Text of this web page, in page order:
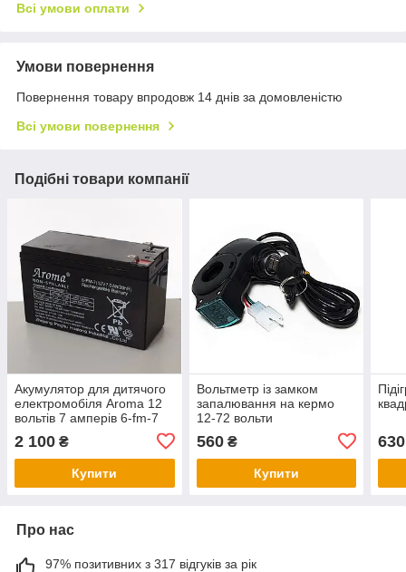
Всі умови оплати
Умови повернення
Повернення товару впродовж 14 днів за домовленістю
Всі умови повернення
Подібні товари компанії
Акумулятор для дитячого
електромобіля Aroma 12
вольтів 7 амперів 6-fm-7
2 100 ₴
Купити
Вольтметр із замком
запалювання на кермо
12-72 вольти
560₴
Купити
630
Про нас
97% позитивних з 317 відгуків за рік